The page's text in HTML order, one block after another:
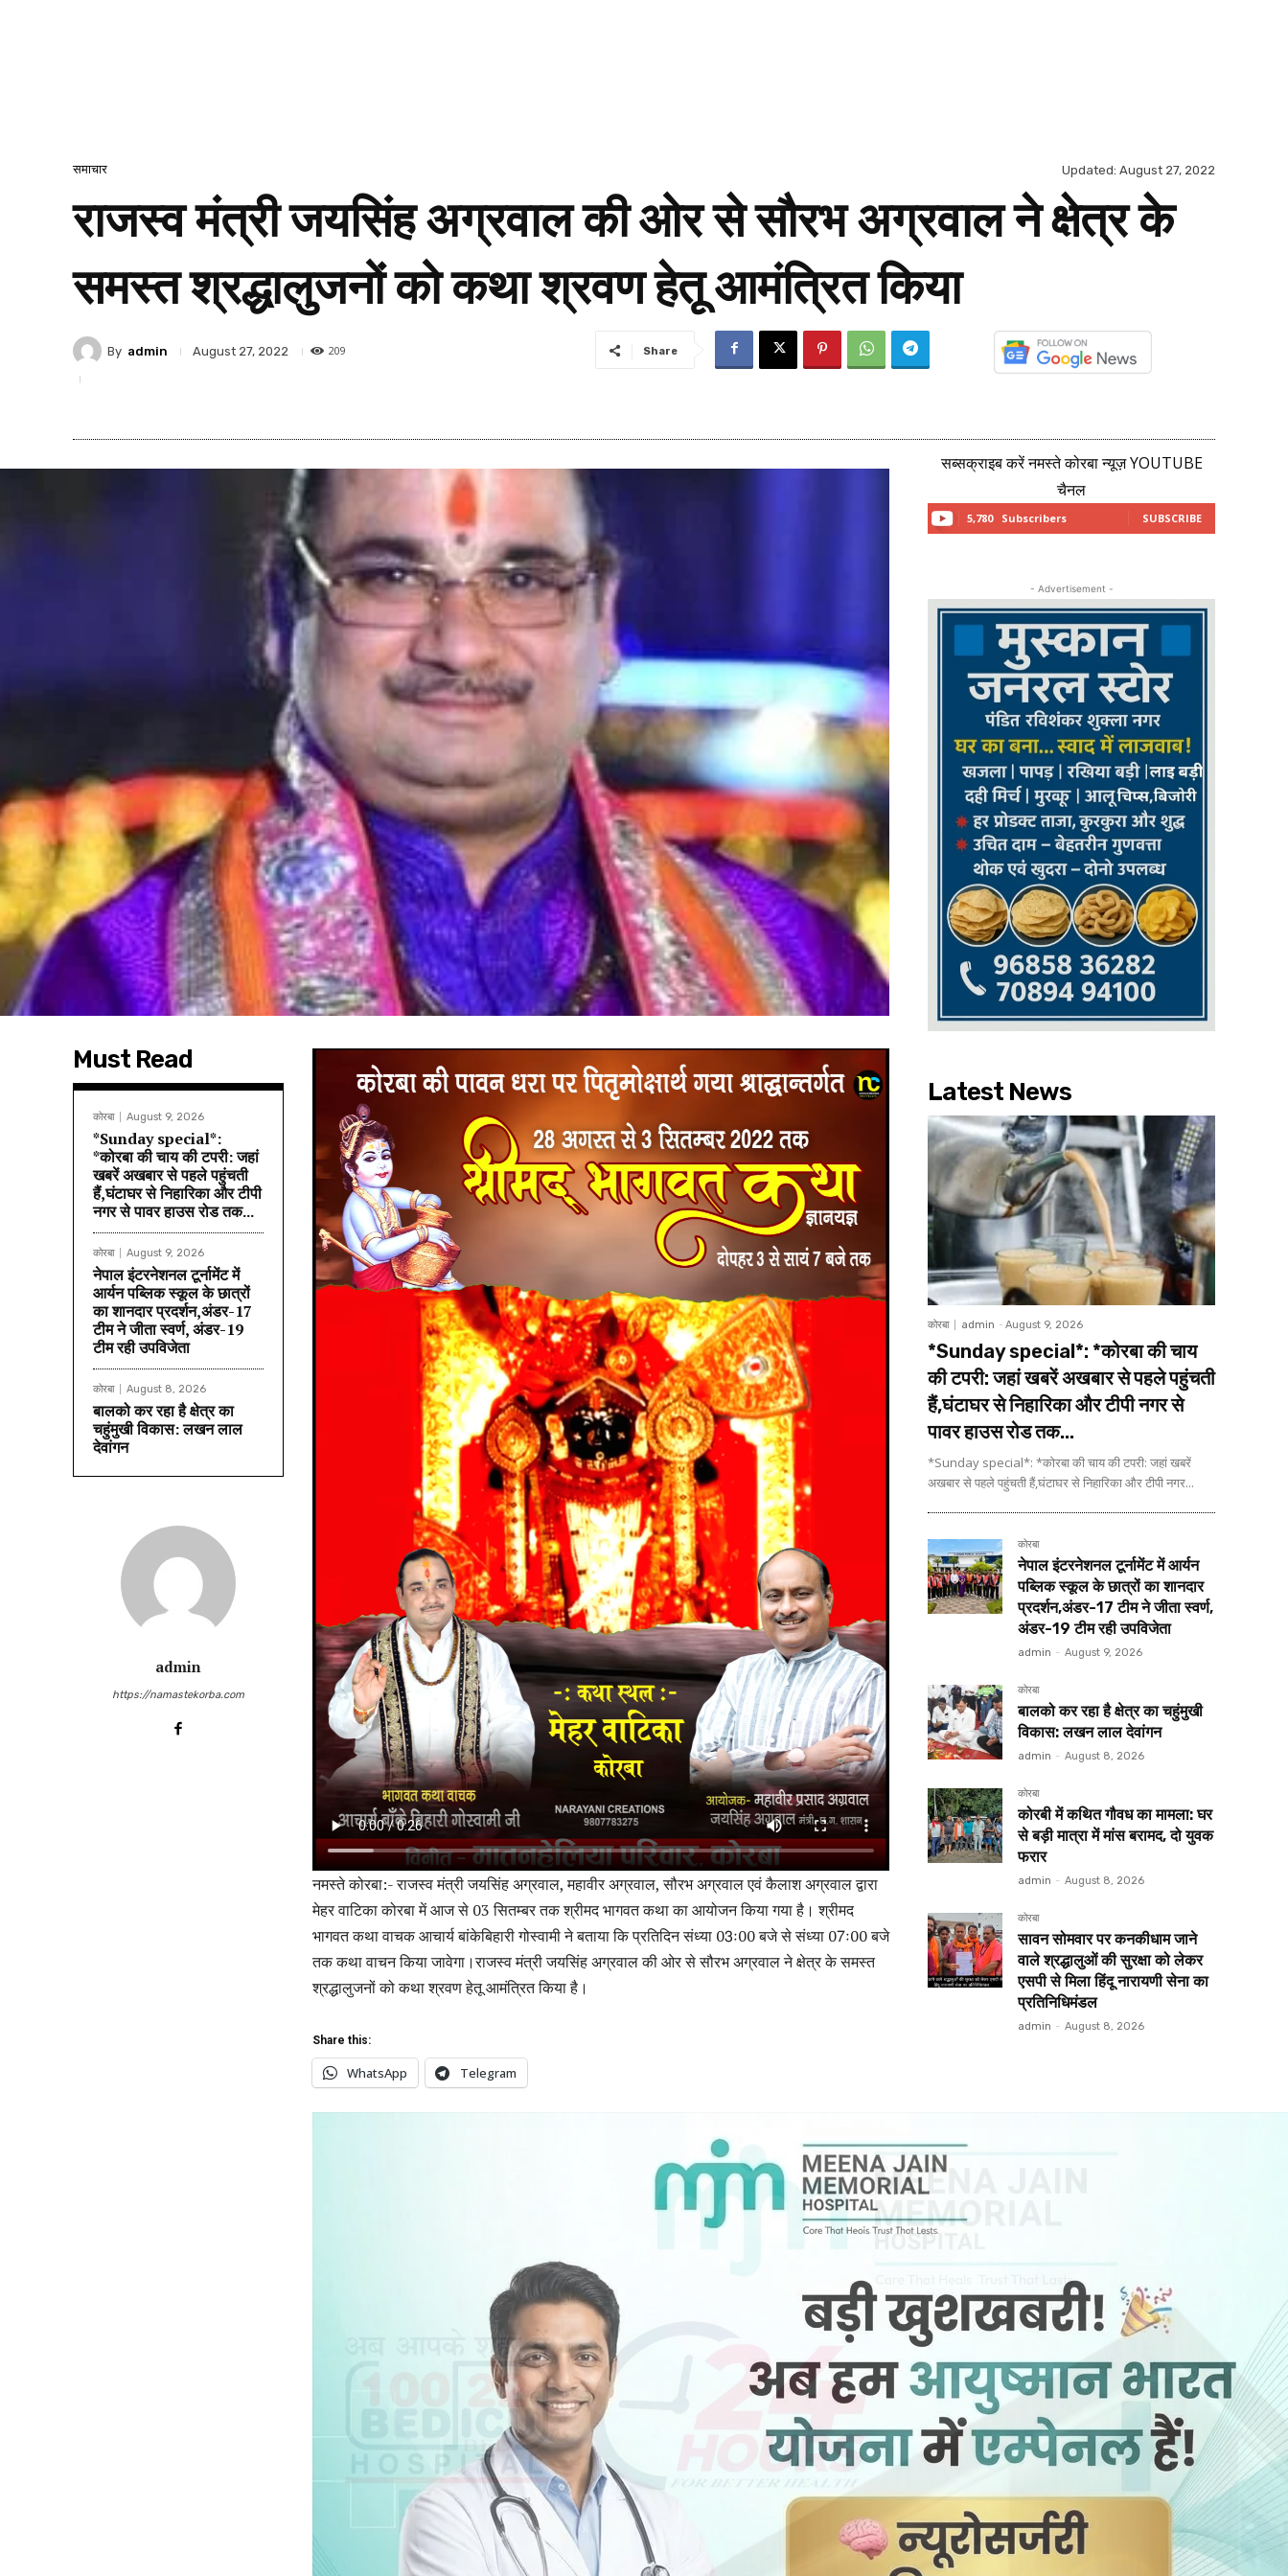
समाचार Updated: August 27, 2022
राजस्व मंत्री जयसिंह अग्रवाल की ओर से सौरभ अग्रवाल ने क्षेत्र के
समस्त श्रद्धालुजनों को कथा श्रवण हेतू आमंत्रित किया
By admin August 27, 2022 209 Share
Must Read
कोरबा August 9, 2026
*Sunday special*:
*कोरबा की चाय की टपरी: जहां
खबरें अखबार से पहले पहुंचती
हैं,घंटाघर से निहारिका और टीपी
नगर से पावर हाउस रोड तक...
कोरबा August 9, 2026
नेपाल इंटरनेशनल टूर्नामेंट में
आर्यन पब्लिक स्कूल के छात्रों
का शानदार प्रदर्शन,अंडर-17
टीम ने जीता स्वर्ण, अंडर-19
टीम रही उपविजेता
कोरबा August 8, 2026
बालको कर रहा है क्षेत्र का
चहुंमुखी विकास: लखन लाल
देवांगन
admin
https://namastekorba.com
नमस्ते कोरबा:- राजस्व मंत्री जयसिंह अग्रवाल, महावीर अग्रवाल, सौरभ अग्रवाल एवं कैलाश अग्रवाल द्वारा
मेहर वाटिका कोरबा में आज से 03 सितम्बर तक श्रीमद भागवत कथा का आयोजन किया गया है। श्रीमद
भागवत कथा वाचक आचार्य बांकेबिहारी गोस्वामी ने बताया कि प्रतिदिन संध्या 03ः00 बजे से संध्या 07ः00 बजे
तक कथा वाचन किया जावेगा।राजस्व मंत्री जयसिंह अग्रवाल की ओर से सौरभ अग्रवाल ने क्षेत्र के समस्त
श्रद्धालुजनों को कथा श्रवण हेतू आमंत्रित किया है।
Share this:
WhatsApp Telegram
सब्सक्राइब करें नमस्ते कोरबा न्यूज़ YOUTUBE
चैनल
5,780 Subscribers SUBSCRIBE
- Advertisement -
Latest News
कोरबा admin - August 9, 2026
*Sunday special*: *कोरबा की चाय
की टपरी: जहां खबरें अखबार से पहले पहुंचती
हैं,घंटाघर से निहारिका और टीपी नगर से
पावर हाउस रोड तक...
*Sunday special*: *कोरबा की चाय की टपरी: जहां खबरें
अखबार से पहले पहुंचती हैं,घंटाघर से निहारिका और टीपी नगर...
कोरबा
नेपाल इंटरनेशनल टूर्नामेंट में आर्यन
पब्लिक स्कूल के छात्रों का शानदार
प्रदर्शन,अंडर-17 टीम ने जीता स्वर्ण,
अंडर-19 टीम रही उपविजेता
admin - August 9, 2026
कोरबा
बालको कर रहा है क्षेत्र का चहुंमुखी
विकास: लखन लाल देवांगन
admin - August 8, 2026
कोरबा
कोरबी में कथित गौवध का मामला: घर
से बड़ी मात्रा में मांस बरामद, दो युवक
फरार
admin - August 8, 2026
कोरबा
सावन सोमवार पर कनकीधाम जाने
वाले श्रद्धालुओं की सुरक्षा को लेकर
एसपी से मिला हिंदू नारायणी सेना का
प्रतिनिधिमंडल
admin - August 8, 2026